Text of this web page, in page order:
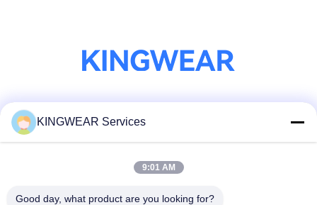
সোশ্যাল মিডিয়া
KINGWEAR Services
9:01 AM
Good day, what product are you looking for?